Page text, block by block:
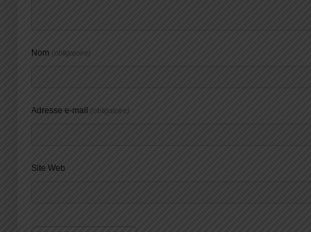
Nom (obligatoire)
Adresse e-mail (obligatoire)
Site Web